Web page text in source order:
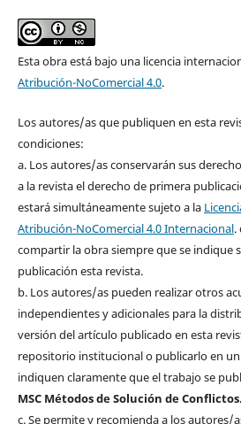
Esta obra está bajo una licencia
Atribución-NoComercial 4.0.
Los autores/as que publiquen en esta
condiciones:
a. Los autores/as conservarán sus
a la revista el derecho de primera
estará simultáneamente sujeto a la
Atribución-NoComercial 4.0 Internacional.
compartir la obra siempre que se indique
publicación esta revista.
b. Los autores/as pueden realizar otros
independientes y adicionales para la
versión del artículo publicado en esta
repositorio institucional o publicarlo en
indiquen claramente que el trabajo se
MSC Métodos de Solución de Conflictos.
c. Se permite y recomienda a los autores/